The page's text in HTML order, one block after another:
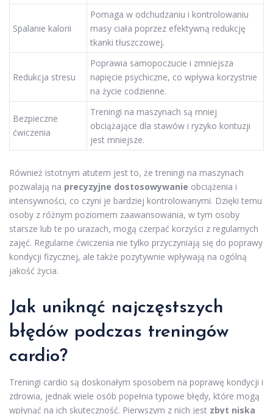
Spalanie kalorii
Pomaga w odchudzaniu i kontrolowaniu
masy ciała poprzez efektywną redukcję
tkanki tłuszczowej.
Redukcja stresu
Poprawia samopoczucie i zmniejsza
napięcie psychiczne, co wpływa korzystnie
na życie codzienne.
Bezpieczne
ćwiczenia
Treningi na maszynach są mniej
obciążające dla stawów i ryzyko kontuzji
jest mniejsze.
Również istotnym atutem jest to, że treningi na maszynach
pozwalają na precyzyjne dostosowywanie obciążenia i
intensywności, co czyni je bardziej kontrolowanymi. Dzięki temu
osoby z różnym poziomem zaawansowania, w tym osoby
starsze lub te po urazach, mogą czerpać korzyści z regularnych
zajęć. Regularne ćwiczenia nie tylko przyczyniają się do poprawy
kondycji fizycznej, ale także pozytywnie wpływają na ogólną
jakość życia.
Jak uniknąć najczęstszych
błędów podczas treningów
cardio?
Treningi cardio są doskonałym sposobem na poprawę kondycji i
zdrowia, jednak wiele osób popełnia typowe błędy, które mogą
wpłynąć na ich skuteczność. Pierwszym z nich jest zbyt niska